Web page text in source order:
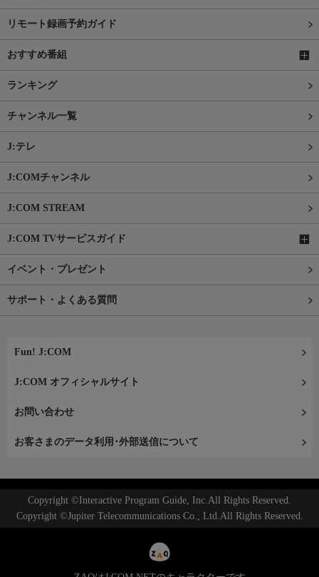
リモート録画予約ガイド
おすすめ番組
ランキング
チャンネル一覧
J:テレ
J:COMチャンネル
J:COM STREAM
J:COM TVサービスガイド
イベント・プレゼント
サポート・よくある質問
Fun! J:COM
J:COM オフィシャルサイト
お問い合わせ
お客さまのデータ利用･外部送信について
Copyright ©Interactive Program Guide, Inc.All Rights Reserved.
Copyright ©Jupiter Telecommunications Co., Ltd.All Rights Reserved.